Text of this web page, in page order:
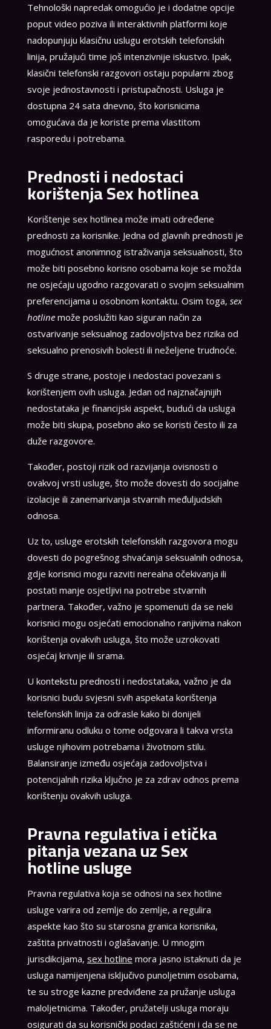
Tehnološki napredak omogućio je i dodatne opcije
poput video poziva ili interaktivnih platformi koje
nadopunjuju klasičnu uslugu erotskih telefonskih
linija, pružajući time još intenzivnije iskustvo. Ipak,
klasični telefonski razgovori ostaju popularni zbog
svoje jednostavnosti i pristupačnosti. Usluga je
dostupna 24 sata dnevno, što korisnicima
omogućava da je koriste prema vlastitom
rasporedu i potrebama.
Prednosti i nedostaci
korištenja Sex hotlinea
Korištenje sex hotlinea može imati određene
prednosti za korisnike. Jedna od glavnih prednosti je
mogućnost anonimnog istraživanja seksualnosti, što
može biti posebno korisno osobama koje se možda
ne osjećaju ugodno razgovarati o svojim seksualnim
preferencijama u osobnom kontaktu. Osim toga, sex
hotlinemože poslužiti kao siguran način za
ostvarivanje seksualnog zadovoljstva bez rizika od
seksualno prenosivih bolesti ili neželjene trudnoće.
S druge strane, postoje i nedostaci povezani s
korištenjem ovih usluga. Jedan od najznačajnijih
nedostataka je financijski aspekt, budući da usluga
može biti skupa, posebno ako se koristi često ili za
duže razgovore.
Također, postoji rizik od razvijanja ovisnosti o
ovakvoj vrsti usluge, što može dovesti do socijalne
izolacije ili zanemarivanja stvarnih međuljudskih
odnosa.
Uz to, usluge erotskih telefonskih razgovora mogu
dovesti do pogrešnog shvaćanja seksualnih odnosa,
gdje korisnici mogu razviti nerealna očekivanja ili
postati manje osjetljivi na potrebe stvarnih
partnera. Također, važno je spomenuti da se neki
korisnici mogu osjećati emocionalno ranjivima nakon
korištenja ovakvih usluga, što može uzrokovati
osjećaj krivnje ili srama.
U kontekstu prednosti i nedostataka, važno je da
korisnici budu svjesni svih aspekata korištenja
telefonskih linija za odrasle kako bi donijeli
informiranu odluku o tome odgovara li takva vrsta
usluge njihovim potrebama i životnom stilu.
Balansiranje između osjećaja zadovoljstva i
potencijalnih rizika ključno je za zdrav odnos prema
korištenju ovakvih usluga.
Pravna regulativa i etička
pitanja vezana uz Sex
hotline usluge
Pravna regulativa koja se odnosi na sex hotline
usluge varira od zemlje do zemlje, a regulira
aspekte kao što su starosna granica korisnika,
zaštita privatnosti i oglašavanje. U mnogim
jurisdikcijama, sex hotline mora jasno istaknuti da je
usluga namijenjena isključivo punoljetnim osobama,
te su stroge kazne predviđene za pružanje usluga
maloljetnicima. Također, pružatelji usluga moraju
osigurati da su korisnički podaci zaštićeni i da se ne